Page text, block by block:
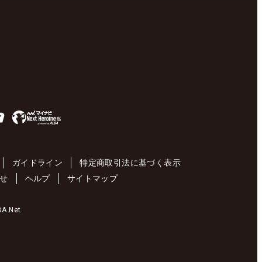
ガイドライン
特定商取引法に基づく表示
ヘルプ サイトマップ
Net